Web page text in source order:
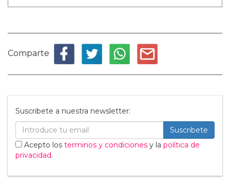
Comparte
Suscribete a nuestra newsletter:
Suscribete
Acepto los terminos y condiciones y la política de
privacidad.